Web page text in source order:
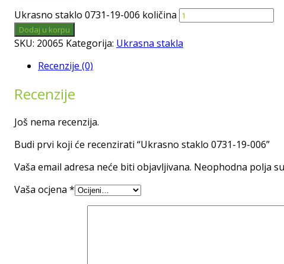
Ukrasno staklo 0731-19-006 količina
Dodaj u korpu
SKU: 20065 Kategorija: Ukrasna stakla
Recenzije (0)
Recenzije
Još nema recenzija.
Budi prvi koji će recenzirati “Ukrasno staklo 0731-19-006”
Vaša email adresa neće biti objavljivana. Neophodna polja
Vaša ocjena *